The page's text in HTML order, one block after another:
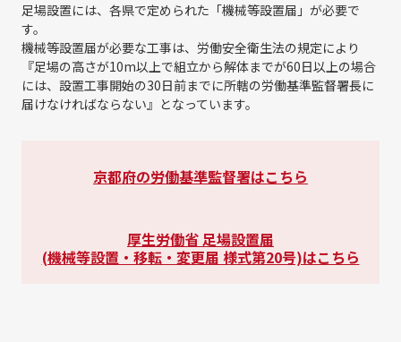
足場設置には、各県で定められた「機械等設置届」が必要で
す。
機械等設置届が必要な工事は、労働安全衛生法の規定により
『足場の高さが10m以上で組立から解体までが60日以上の場合
には、 設置工事開始の30日前までに所轄の労働基準監督署長に
届けなければならない』となっています。
京都府の労働基準監督署はこちら
厚生労働省 足場設置届
(機械等設置・移転・変更届 様式第20号)はこちら